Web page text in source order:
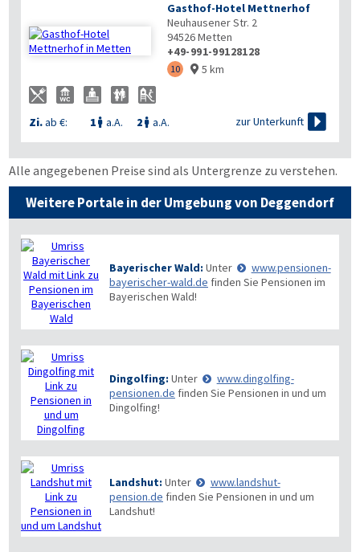
Gasthof-Hotel Mettnerhof
Neuhausener Str. 2
94526Metten
+49-991-99128128
10  5 km
Zi.ab €: 1  a.A. 2  a.A. zur Unterkunft 
Alle angegebenen Preise sind als Untergrenze zu verstehen.
Weitere Portale in der Umgebung von Deggendorf
Bayerischer Wald: Unter
www.pensionen-
bayerischer-wald.de finden Sie Pensionen im
Bayerischen Wald!
Dingolfing: Unter
www.dingolfing-
pensionen.de finden Sie Pensionen in und um
Dingolfing!
Landshut: Unter
www.landshut-
pension.de finden Sie Pensionen in und um
Landshut!